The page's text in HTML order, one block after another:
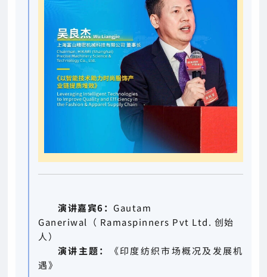
演讲嘉宾6： Gautam
Ganeriwal
（ Ramaspinners Pvt Ltd. 创始
人）
演讲主题：
《印度纺织市场概况及发展机
遇》